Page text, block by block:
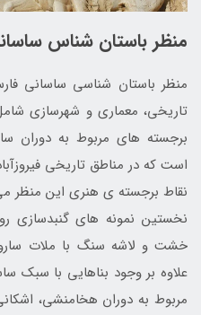
منظر باستان شناس
منظر باستان شناسی ساسانی
تاریخی، معماری و شهرسازی
است که در مناطق تاریخی
نقاط برجسته ی هنری این منظر
نخستین نمونه های گنبدسازی
خشت و لاشه سنگ با ملات
علاوه بر وجود بناهایی با سبک
مربوط به دوران هخامنشی،